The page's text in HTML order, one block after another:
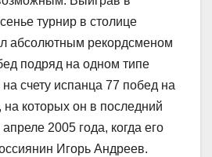
турнир в столице
абсолютным рекордсменом
подряд на одном типе
счету испанца 77 побед на
на которых он в последний
2005 года, когда его
Игорь Андреев.